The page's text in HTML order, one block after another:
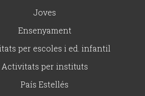
Joves
Ensenyament
per escoles i ed. infantil
Activitats per instituts
País Estellés